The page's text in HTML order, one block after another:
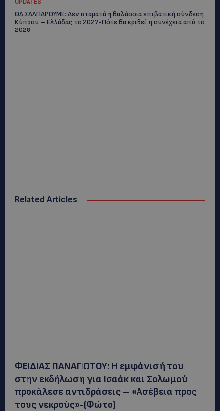
UPDATES
ΘΑ ΣΑΛΠΑΡΟΥΜΕ: Δεν σταματά η θαλάσσια επιβατική σύνδεση
Κύπρου – Ελλάδας το 2027-Πότε θα κριθεί η συνέχεια από το
2028
Related Articles
ΦΕΙΔΙΑΣ ΠΑΝΑΓΙΩΤΟΥ: Η εμφάνισή του
στην εκδήλωση για Ισαάκ και Σολωμού
προκάλεσε αντιδράσεις – «Ασέβεια προς
τους νεκρούς»-(Φώτο)